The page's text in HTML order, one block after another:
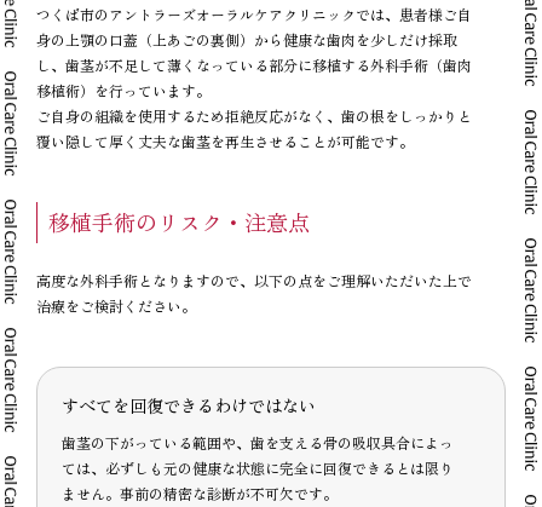
つくば市のアントラーズオーラルケアクリニックでは、患者様ご自
身の上顎の口蓋（上あごの裏側）から健康な歯肉を少しだけ採取
し、歯茎が不足して薄くなっている部分に移植する外科手術（歯肉
移植術）を行っています。
ご自身の組織を使用するため拒絶反応がなく、歯の根をしっかりと
覆い隠して厚く丈夫な歯茎を再生させることが可能です。
移植手術のリスク・注意点
高度な外科手術となりますので、以下の点をご理解いただいた上で
治療をご検討ください。
すべてを回復できるわけではない
歯茎の下がっている範囲や、歯を支える骨の吸収具合によっ
ては、必ずしも元の健康な状態に完全に回復できるとは限り
ません。事前の精密な診断が不可欠です。